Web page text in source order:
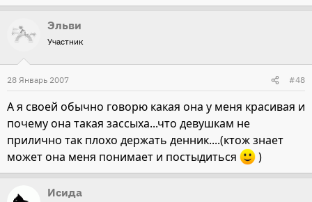
Эльви
Участник
28 Январь 2007 #48
А я своей обычно говорю какая она у меня красивая и
почему она такая зассыха...что девушкам не
прилично так плохо держать денник....(ктож знает
может она меня понимает и постыдиться
)
Исида